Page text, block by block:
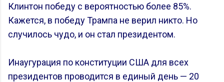
Клинтон победу с вероятностью более 85%.
Кажется, в победу Трампа не верил никто. Но
случилось чудо, и он стал президентом.
Инаугурация по конституции США для всех
президентов проводится в единый день — 20